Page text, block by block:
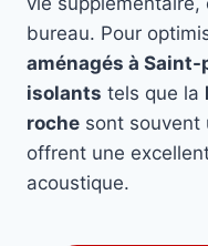
bureau. Pour
aménagés à Saint-
isolants tels que la
roche sont souvent
offrent une
acoustique.